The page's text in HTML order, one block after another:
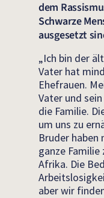
dem
Schwarze
ausgesetzt
„Ich bin der
Vater hat
Ehefrauen.
Vater und
die Familie.
um uns zu
Bruder
ganze
Afrika. Die
aber wir